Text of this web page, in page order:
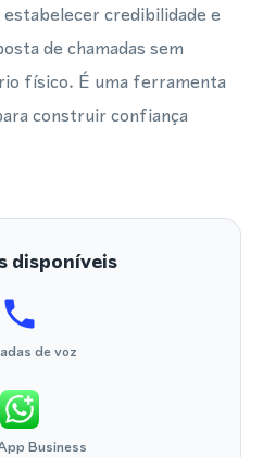
credibilidade e
de chamadas sem
físico. É uma ferramenta
construir confiança
disponíveis
de voz
Business